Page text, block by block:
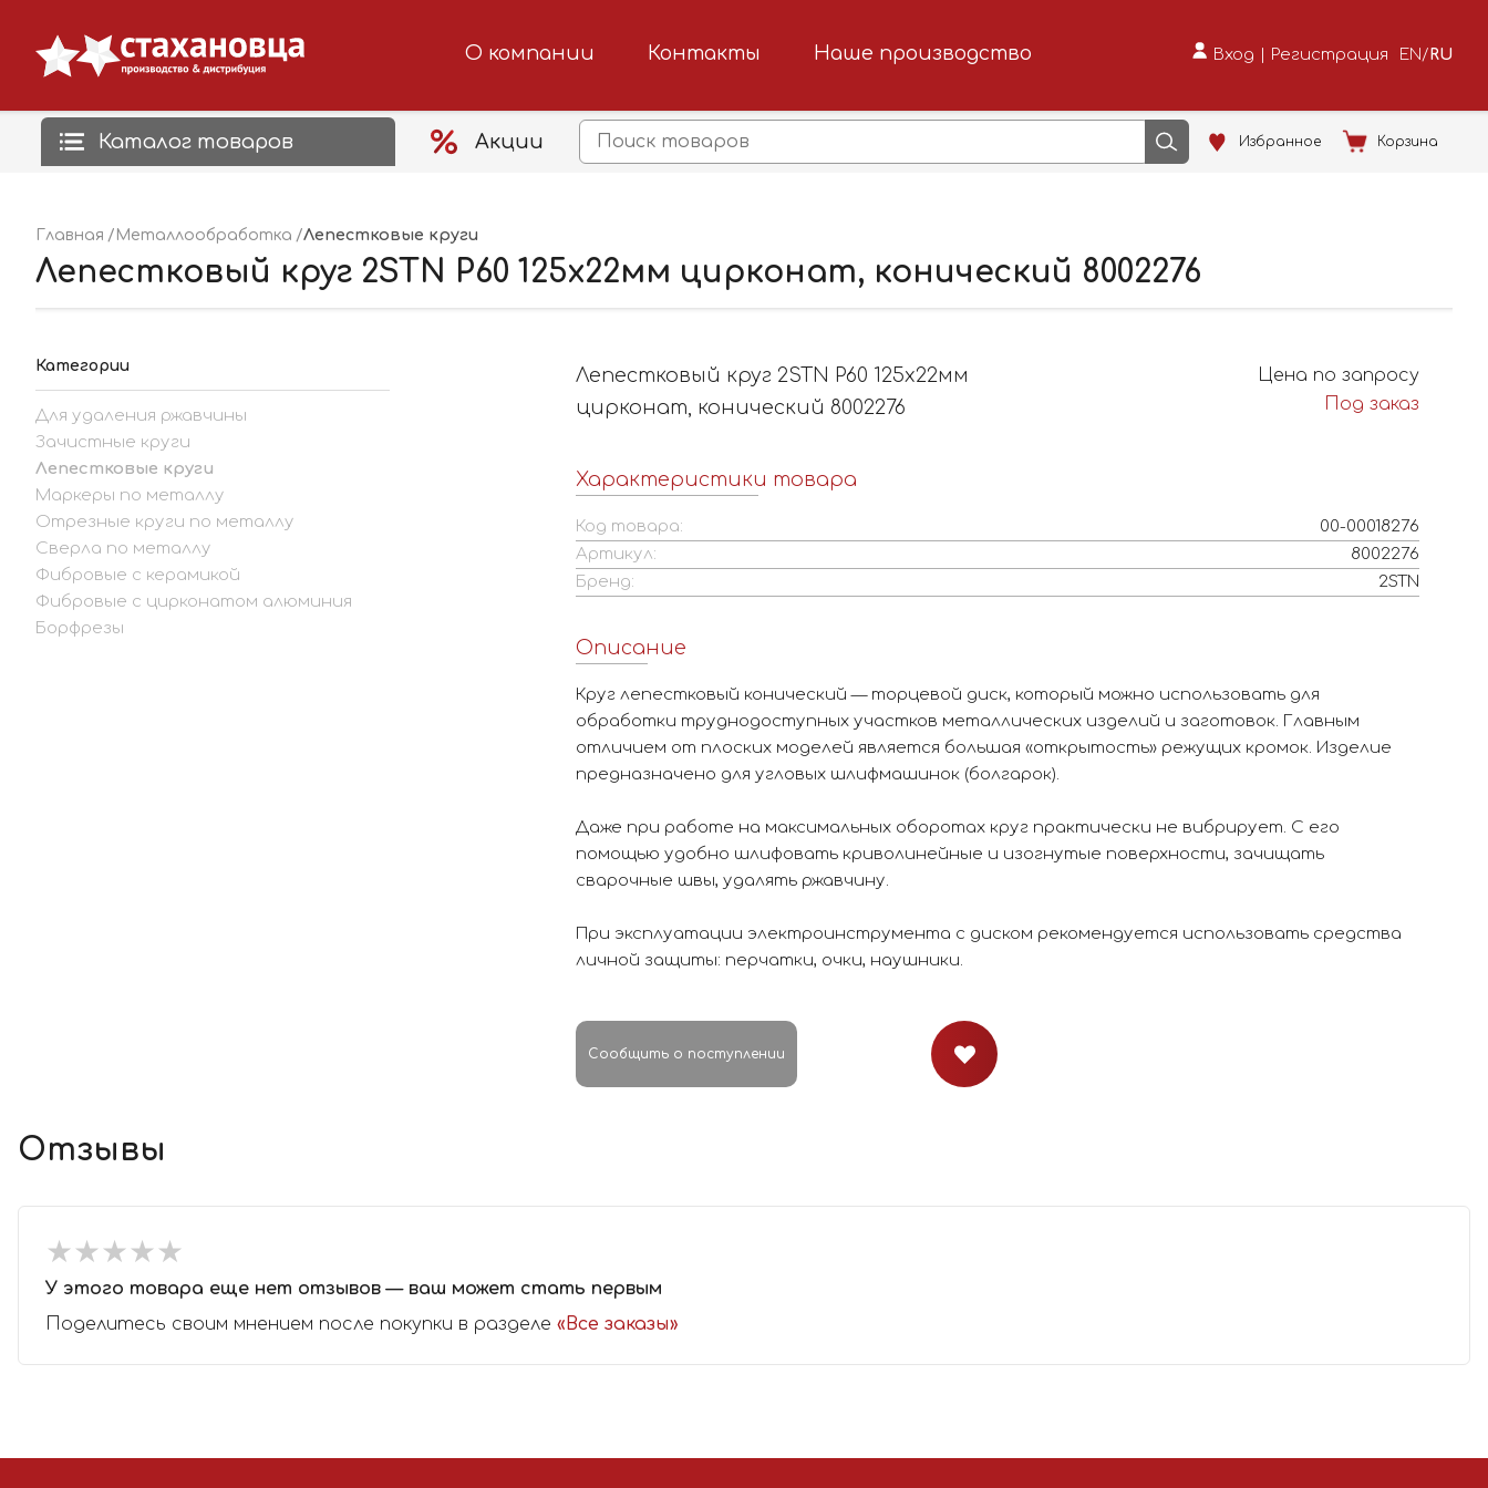
О компании Контакты Наше производство Вход | Регистрация EN /RU
Каталог товаров Акции Избранное Корзина
Главная Металлообработка Лепестковые круги
Лепестковый круг 2STN Р60 125х22мм цирконат, конический 8002276
Категории
Для удаления ржавчины
Зачистные круги
Лепестковые круги
Маркеры по металлу
Отрезные круги по металлу
Сверла по металлу
Фибровые с керамикой
Фибровые с цирконатом алюминия
Борфрезы
Лепестковый круг 2STN Р60 125х22мм
цирконат, конический 8002276
Характеристики товара
Код товара:
00-00018276
Артикул:
8002276
Бренд:
2STN
Описание
Круг лепестковый конический — торцевой диск, который можно использовать для
обработки труднодоступных участков металлических изделий и заготовок. Главным
отличием от плоских моделей является большая «открытость» режущих кромок. Изделие
предназначено для угловых шлифмашинок (болгарок).
Даже при работе на максимальных оборотах круг практически не вибрирует. С его
помощью удобно шлифовать криволинейные и изогнутые поверхности, зачищать
сварочные швы, удалять ржавчину.
При эксплуатации электроинструмента с диском рекомендуется использовать средства
личной защиты: перчатки, очки, наушники.
Цена по запросу
Под заказ
Сообщить о поступлении
Отзывы
★★★★★
★★★★★
У этого товара еще нет отзывов — ваш может стать первым
Поделитесь своим мнением после покупки в разделе «Все заказы»